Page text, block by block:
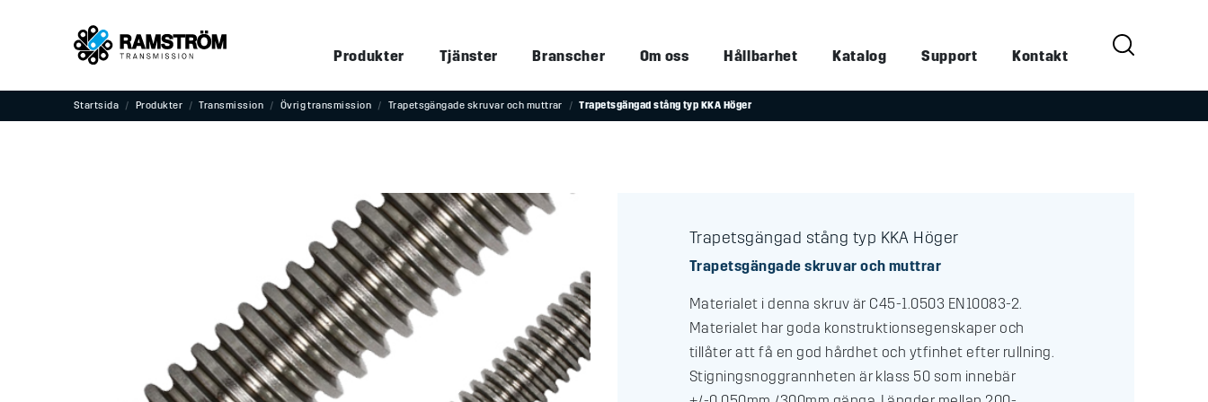
Produkter Tjänster Branscher Om oss Hållbarhet Katalog Support Kontakt
Startsida Produkter Transmission Övrig transmission Trapetsgängade skruvar och muttrar Trapetsgängad stång typ KKA Höger
Trapetsgängad stång typ KKA Höger
Trapetsgängade skruvar och muttrar
Materialet i denna skruv är C45-1.0503 EN10083-2.
Materialet har goda konstruktionsegenskaper och
tillåter att få en god hårdhet och ytfinhet efter rullning.
Stigningsnoggrannheten är klass 50 som innebär